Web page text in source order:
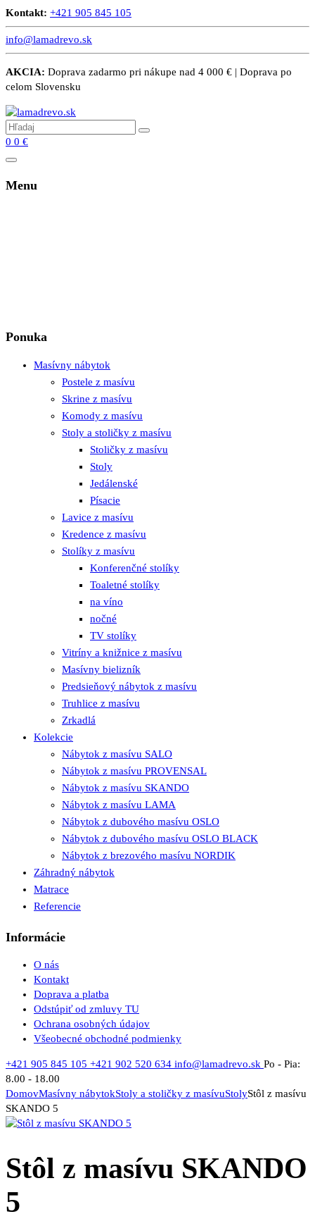
Kontakt: +421 905 845 105
info@lamadrevo.sk
AKCIA: Doprava zadarmo pri nákupe nad 4 000 € | Doprava po
celom Slovensku
0 0 €
Menu
Ponuka
Masívny nábytok
Postele z masívu
Skrine z masívu
Komody z masívu
Stoly a stoličky z masívu
Stoličky z masívu
Stoly
Jedálenské
Písacie
Lavice z masívu
Kredence z masívu
Stolíky z masívu
Konferenčné stolíky
Toaletné stolíky
na víno
nočné
TV stolíky
Vitríny a knižnice z masívu
Masívny bielizník
Predsieňový nábytok z masívu
Truhlice z masívu
Zrkadlá
Kolekcie
Nábytok z masívu SALO
Nábytok z masívu PROVENSAL
Nábytok z masívu SKANDO
Nábytok z masívu LAMA
Nábytok z dubového masívu OSLO
Nábytok z dubového masívu OSLO BLACK
Nábytok z brezového masívu NORDIK
Záhradný nábytok
Matrace
Referencie
Informácie
O nás
Kontakt
Doprava a platba
Odstúpiť od zmluvy TU
Ochrana osobných údajov
Všeobecné obchodné podmienky
+421 905 845 105 +421 902 520 634 info@lamadrevo.sk Po - Pia:
8.00 - 18.00
DomovMasívny nábytokStoly a stoličky z masívuStolyStôl z masívu
SKANDO 5
Stôl z masívu SKANDO
5